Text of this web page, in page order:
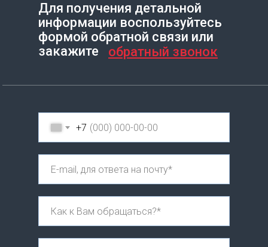
Создание сайта на ТильдеLeto.Website
Для получения детальной
информации воспользуйтесь
формой обратной связи или
закажите
обратный звонок
+7